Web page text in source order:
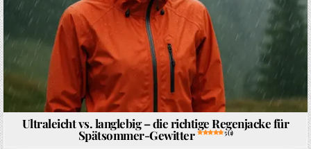
Ultraleicht vs. langlebig – die richtige Regenjacke für
Spätsommer-Gewitter 5 (1)